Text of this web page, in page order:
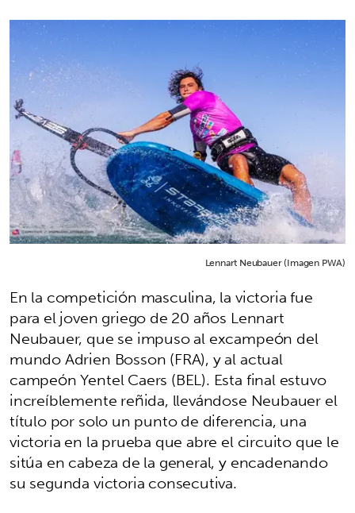
Lennart Neubauer (Imagen PWA)
En la competición masculina, la victoria fue
para el joven griego de 20 años Lennart
Neubauer, que se impuso al excampeón del
mundo Adrien Bosson (FRA), y al actual
campeón Yentel Caers (BEL). Esta final estuvo
increíblemente reñida, llevándose Neubauer el
título por solo un punto de diferencia, una
victoria en la prueba que abre el circuito que le
sitúa en cabeza de la general, y encadenando
su segunda victoria consecutiva.